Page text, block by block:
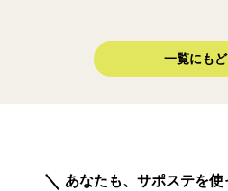
一覧にも
あなたも、サポステを使